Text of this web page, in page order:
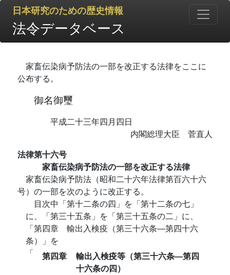
日本研究のための歴史情報
法令データベース
家畜伝染病予防法の一部を改正する法律をここに
公布する。
御名御璽
平成二十三年四月四日
内閣総理大臣 菅直人
法律第十六号
家畜伝染病予防法の一部を改正する法律
家畜伝染病予防法（昭和二十六年法律第百六十六
号）の一部を次のように改正する。
目次中「第十二条の四」を「第十二条の七」
に、「第三十五条」を「第三十五条の二」に、
「第四章 輸出入検疫（第三十六条―第四十六
条）」を
「
第四章
輸出入検疫等（第三十六条―第四
十六条の四）